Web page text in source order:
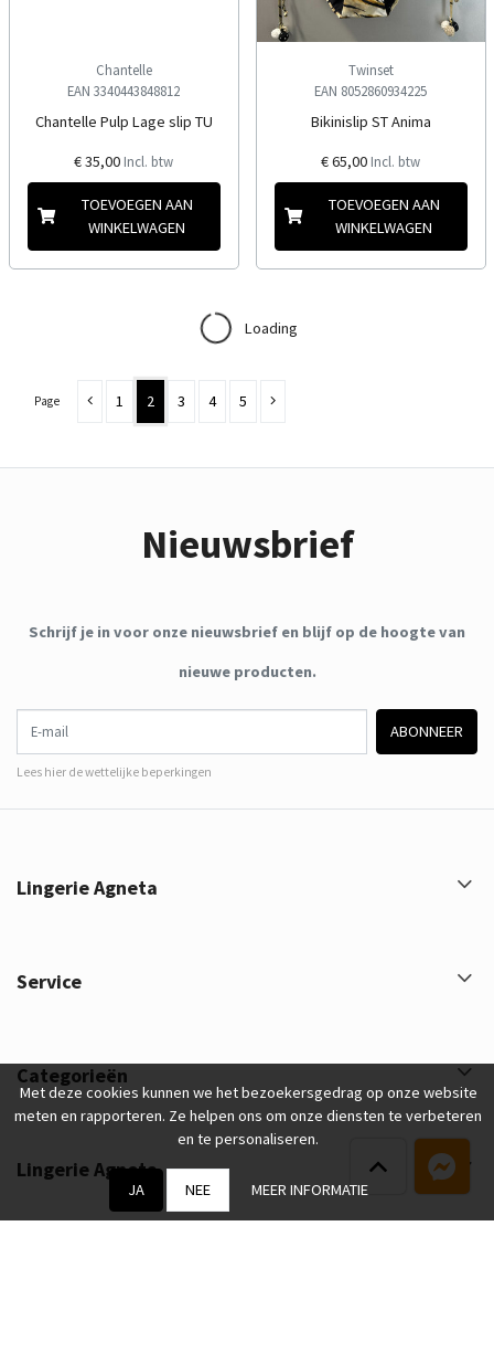
Chantelle
EAN 3340443848812
Chantelle Pulp Lage slip TU
€ 35,00 Incl. btw
TOEVOEGEN AAN
WINKELWAGEN
Twinset
EAN 8052860934225
Bikinislip ST Anima
€ 65,00 Incl. btw
TOEVOEGEN AAN
WINKELWAGEN
Loading
Page 1 2 3 4 5
Nieuwsbrief
Schrijf je in voor onze nieuwsbrief en blijf op de hoogte van
nieuwe producten.
ABONNEER
Lees hier de wettelijke beperkingen
Lingerie Agneta
Service
Categorieën
Lingerie Agneta
Met deze cookies kunnen we het bezoekersgedrag op onze website
meten en rapporteren. Ze helpen ons om onze diensten te verbeteren
en te personaliseren.
JA NEE MEER INFORMATIE